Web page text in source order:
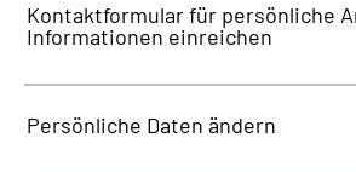
Kontaktformular für persönliche
Informationen einreichen
Persönliche Daten ändern